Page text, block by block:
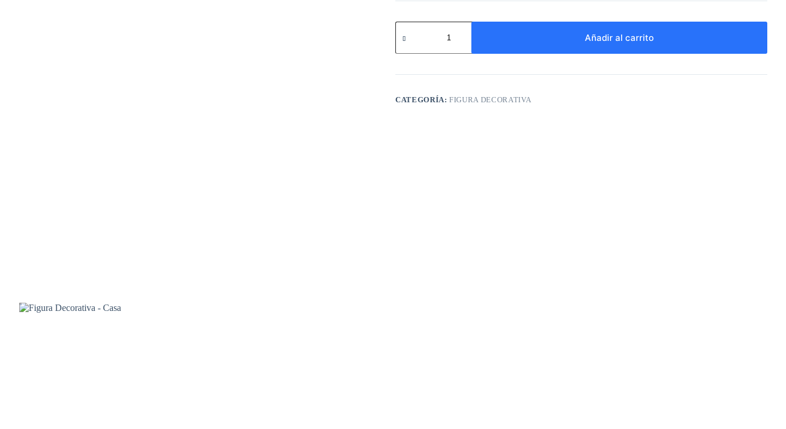
Figura
Decorativa
Casa
Añadir al carrito
CATEGORÍA:FIGURA DECORATIVA